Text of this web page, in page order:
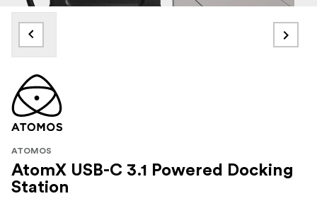
ATOMOS
AtomX USB-C 3.1 Powered Docking
Station